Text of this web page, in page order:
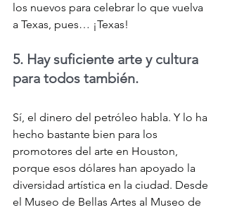
los nuevos para celebrar lo que vuelva
a Texas, pues… ‏¡Texas!
5. Hay suficiente arte y cultura
para todos también.
Sí, el dinero del petróleo habla. Y lo ha
hecho bastante bien para los
promotores del arte en Houston,
porque esos dólares han apoyado la
diversidad artística en la ciudad. Desde
el Museo de Bellas Artes al Museo de